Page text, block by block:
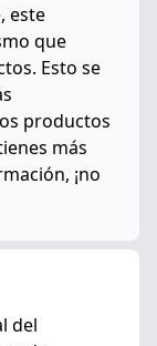
este
que
Esto se
productos
más
¡no
del